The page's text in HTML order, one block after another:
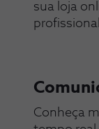
sua loja
Conheça